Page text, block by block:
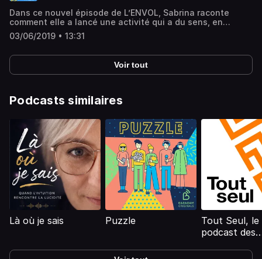
Dans ce nouvel épisode de L’ENVOL, Sabrina raconte
comment elle a lancé une activité qui a du sens, en
recyclant les céréales utilisées par les brasseurs de
bière.Hébergé par Audiomeans. Visitez
d'informations.
03/06/2019 • 13:31
Voir tout
Podcasts similaires
Là où je sais Puzzle
Tout Seul, le
podcast des
indépendants